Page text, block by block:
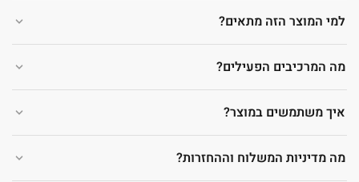
למי המוצר הזה מתאים?
מה המרכיבים הפעילים?
איך משתמשים במוצר?
מה מדיניות המשלוח וההחזרות?